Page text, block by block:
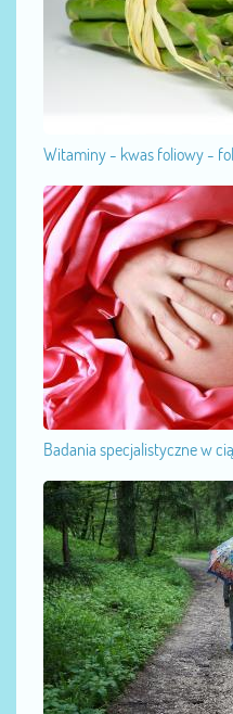
Witaminy - kwas foliowy -
Badania specjalistyczne w